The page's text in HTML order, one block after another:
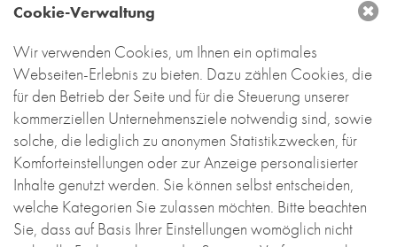
reduzierte Materialität erzeugen eine schwere,
skulpturale Wirkung, die das Gebäude optisch
wirkungsvoll gegen die unmittelbar benachbarten
gläsernen Kranhäuser abgrenzt.
Mehr lesen....
Cookie-Verwaltung
Wir verwenden Cookies, um Ihnen ein optimales
Webseiten-Erlebnis zu bieten. Dazu zählen Cookies, die
für den Betrieb der Seite und für die Steuerung unserer
kommerziellen Unternehmensziele notwendig sind, sowie
solche, die lediglich zu anonymen Statistikzwecken, für
Komforteinstellungen oder zur Anzeige personalisierter
Inhalte genutzt werden. Sie können selbst entscheiden,
welche Kategorien Sie zulassen möchten. Bitte beachten
Sie, dass auf Basis Ihrer Einstellungen womöglich nicht